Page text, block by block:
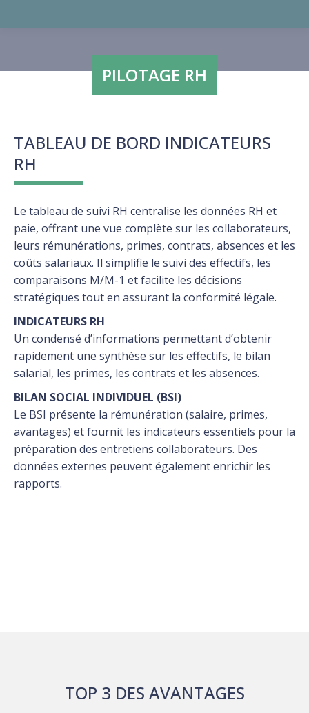
PILOTAGE RH
TABLEAU DE BORD INDICATEURS
RH
Le tableau de suivi RH centralise les données RH et
paie, offrant une vue complète sur les collaborateurs,
leurs rémunérations, primes, contrats, absences et les
coûts salariaux. Il simplifie le suivi des effectifs, les
comparaisons M/M-1 et facilite les décisions
stratégiques tout en assurant la conformité légale.
INDICATEURS RH
Un condensé d’informations permettant d’obtenir
rapidement une synthèse sur les effectifs, le bilan
salarial, les primes, les contrats et les absences.
BILAN SOCIAL INDIVIDUEL (BSI)
Le BSI présente la rémunération (salaire, primes,
avantages) et fournit les indicateurs essentiels pour la
préparation des entretiens collaborateurs. Des
données externes peuvent également enrichir les
rapports.
TOP 3 DES AVANTAGES